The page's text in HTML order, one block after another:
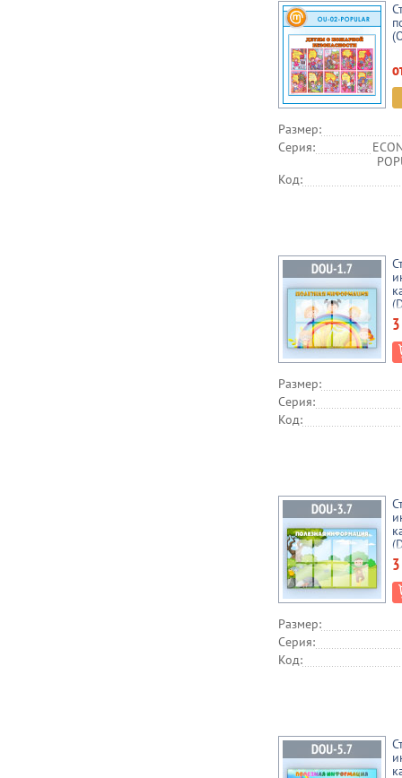
Размер:
Серия:
Код:
Размер:
Серия:
Код:
Размер:
Серия:
Код: